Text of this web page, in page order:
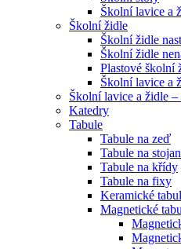
Školní lavice a
Školní židle
Školní židle
Školní židle
Plastové školní
Školní lavice a
Školní lavice a židle –
Katedry
Tabule
Tabule na zeď
Tabule na
Tabule na křídy
Tabule na fixy
Keramické
Magnetické